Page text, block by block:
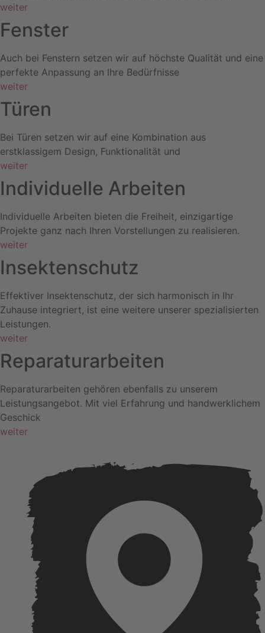
weiter
Fenster
Auch bei Fenstern setzen wir auf höchste Qualität und eine
perfekte Anpassung an Ihre Bedürfnisse
weiter
Türen
Bei Türen setzen wir auf eine Kombination aus
erstklassigem Design, Funktionalität und
weiter
Individuelle Arbeiten
Individuelle Arbeiten bieten die Freiheit, einzigartige
Projekte ganz nach Ihren Vorstellungen zu realisieren.
weiter
Insektenschutz
Effektiver Insektenschutz, der sich harmonisch in Ihr
Zuhause integriert, ist eine weitere unserer spezialisierten
Leistungen.
weiter
Reparaturarbeiten
Reparaturarbeiten gehören ebenfalls zu unserem
Leistungsangebot. Mit viel Erfahrung und handwerklichem
Geschick
weiter